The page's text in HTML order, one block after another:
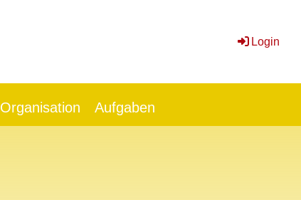
Login
Organisation Aufgaben